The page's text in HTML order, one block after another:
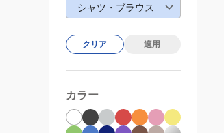
シャツ・ブラウス
クリア 適用
カラー